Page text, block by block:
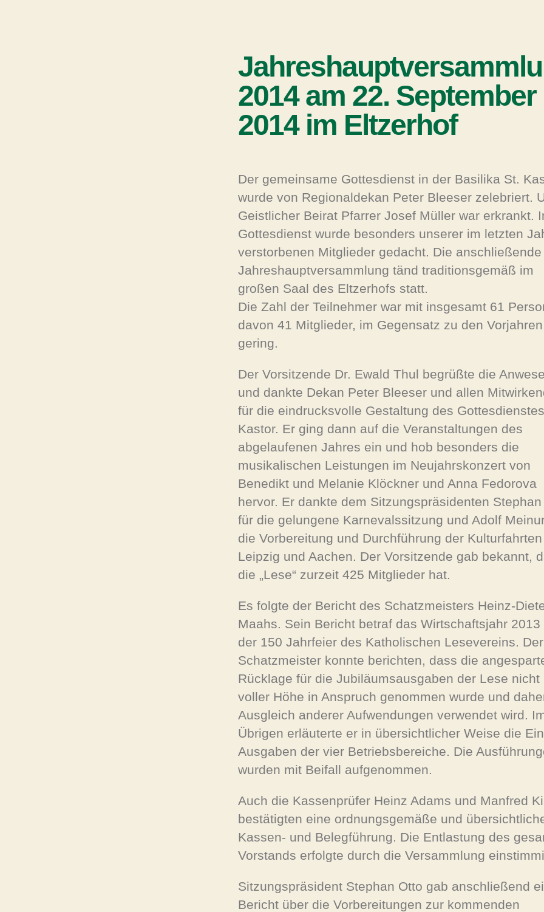
2014 am 22. September
2014 im Eltzerhof
Der gemeinsame Gottesdienst in der Basilika St.
wurde von Regionaldekan Peter Bleeser zelebriert.
Geistlicher Beirat Pfarrer Josef Müller war erkrankt.
Gottesdienst wurde besonders unserer im letzten
verstorbenen Mitglieder gedacht. Die anschließende
Jahreshauptversammlung tänd traditionsgemäß im
großen Saal des Eltzerhofs statt.
Die Zahl der Teilnehmer war mit insgesamt 61
davon 41 Mitglieder, im Gegensatz zu den
gering.
Der Vorsitzende Dr. Ewald Thul begrüßte die
und dankte Dekan Peter Bleeser und allen
für die eindrucksvolle Gestaltung des
Kastor. Er ging dann auf die Veranstaltungen des
abgelaufenen Jahres ein und hob besonders die
musikalischen Leistungen im Neujahrskonzert von
Benedikt und Melanie Klöckner und Anna Fedorova
hervor. Er dankte dem Sitzungspräsidenten
für die gelungene Karnevalssitzung und Adolf
die Vorbereitung und Durchführung der
Leipzig und Aachen. Der Vorsitzende gab bekannt,
die „Lese“ zurzeit 425 Mitglieder hat.
Es folgte der Bericht des Schatzmeisters Heinz-
Maahs. Sein Bericht betraf das Wirtschaftsjahr 2013
der 150 Jahrfeier des Katholischen Lesevereins. Der
Schatzmeister konnte berichten, dass die
Rücklage für die Jubiläumsausgaben der Lese nicht
voller Höhe in Anspruch genommen wurde und
Ausgleich anderer Aufwendungen verwendet wird.
Übrigen erläuterte er in übersichtlicher Weise die
Ausgaben der vier Betriebsbereiche. Die
wurden mit Beifall aufgenommen.
Auch die Kassenprüfer Heinz Adams und Manfred
bestätigten eine ordnungsgemäße und
Kassen- und Belegführung. Die Entlastung des
Vorstands erfolgte durch die Versammlung
Sitzungspräsident Stephan Otto gab anschließend
Bericht über die Vorbereitungen zur kommenden